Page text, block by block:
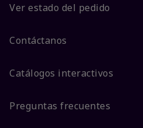
Ver estado del pedido
Contáctanos
Catálogos interactivos
Preguntas frecuentes